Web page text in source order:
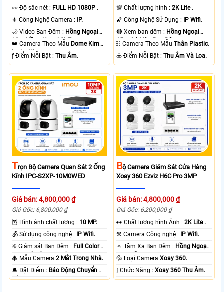
️👀 Độ sắc nét : FULL HD 1080P .
⚜️ Công Nghệ Camera :
IP.
🌙 Video Ban Đêm : Hồng Ngoại
10m Hồng Ngoại SMD.
👑 Camera Theo Mẫu Dome Kim
loại + Nhựa.
️ƒ Điểm Nỗi Bật :Thu Âm.
💯 Chất lượng hình :2K Lite .
🌠 Công Nghệ Sử Dụng :
IP Wifi.
🔴 Xem ban đêm : Hồng Ngoại
15m Có Màu Ban Ðêm.
⛓ Camera Theo MẫuThân Plastic.
️☣️ Điểm Nỗi Bật :Thu Âm Và Loa.
TRọn Bộ Camera Quan Sát 2 Ống
Kính IPC-S2XP-10M0WED
Giá bán: 4,800,000 ₫
Giá Gốc: 6,800,000 ₫
🦉 Hình ảnh chất lượng : 10 MP.
🕉️ Sử dụng công nghệ :
IP Wifi.
❈ Giám sát Ban Đêm : Full Color
20m Có Màu Ban Ðêm.
🐜 Mẫu Camera2 Mắt Trong Nhà.
️🔔 Đặt Điểm : Báo Động Chuyển
Động.
BỘ Camera Giám Sát Cửa Hàng
Xoay 360 Ezviz H6C Pro 3MP
Giá bán: 4,800,000 ₫
Giá Gốc: 6,200,000 ₫
️👀 Chất lượng hình Ảnh :2K Lite .
⚒ Camera Công nghệ :
IP Wifi.
🔅 Tầm Xa Ban Đêm : Hồng Ngoại
10m Hồng Ngoại Smart IR.
💦 Loại CameraXoay 360.
️ƒ Chức Năng :Xoay 360 Thu Âm.